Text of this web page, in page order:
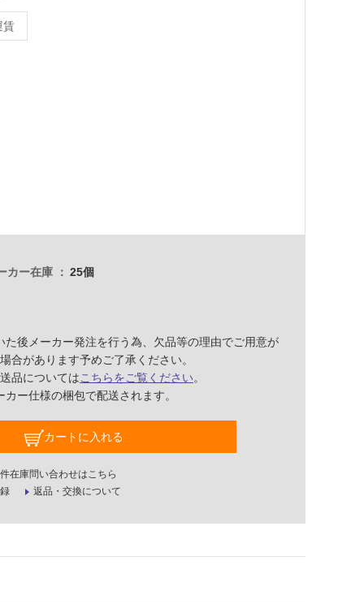
賃
カー在庫 25個
た後メーカー発注を行う為、欠品等の理由でご用意が
合があります予めご了承ください。
品についてはこちらをご覧ください。
ー仕様の梱包で配送されます。
カートに入れる
在庫問い合わせはこちら
返品・交換について